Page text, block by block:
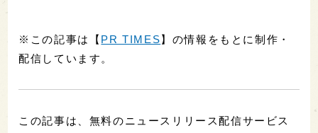
※この記事は【 PR TIMES 】の情報をもとに制作・
配信しています。
この記事は、無料のニュースリリース配信サービス